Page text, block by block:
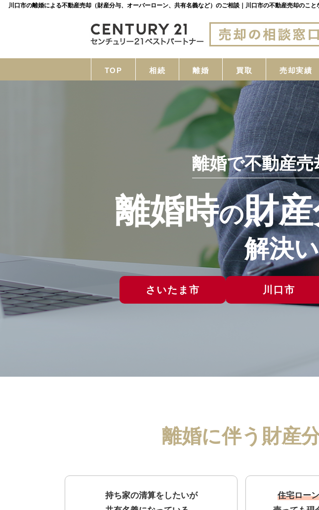
川口市の離婚による不動産売却（財産分与、オーバーローン、共有名義など）のご相談｜川口市の不動産売却のこ
TOP 相続 離婚 買取 売却実績
離婚で不動産
離婚時の財
解決
さいたま市 川口市
離婚に伴う財産
持ち家の清算をしたいが
住宅ロー